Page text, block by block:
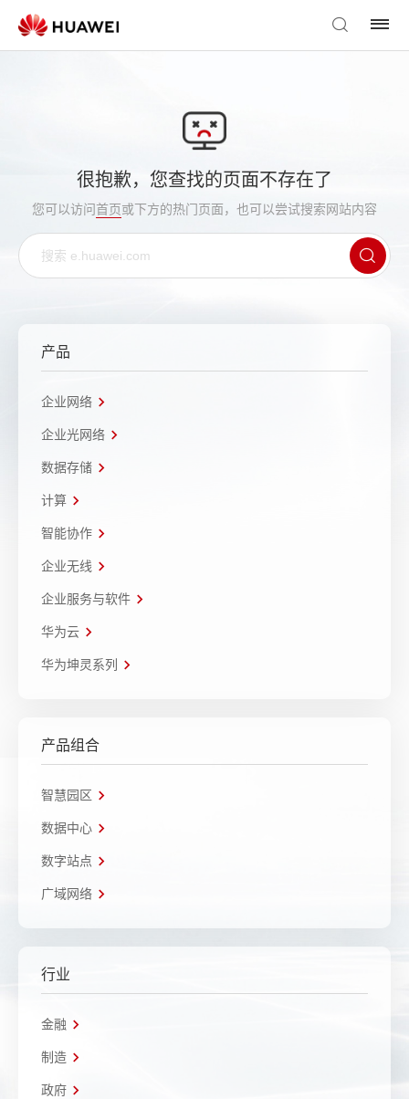
很抱歉，您查找的页面不存在了
您可以访问首页或下方的热门页面，也可以尝试搜索网站内容
产品
企业网络
企业光网络
数据存储
计算
智能协作
企业无线
企业服务与软件
华为云
华为坤灵系列
产品组合
智慧园区
数据中心
数字站点
广域网络
行业
金融
制造
政府